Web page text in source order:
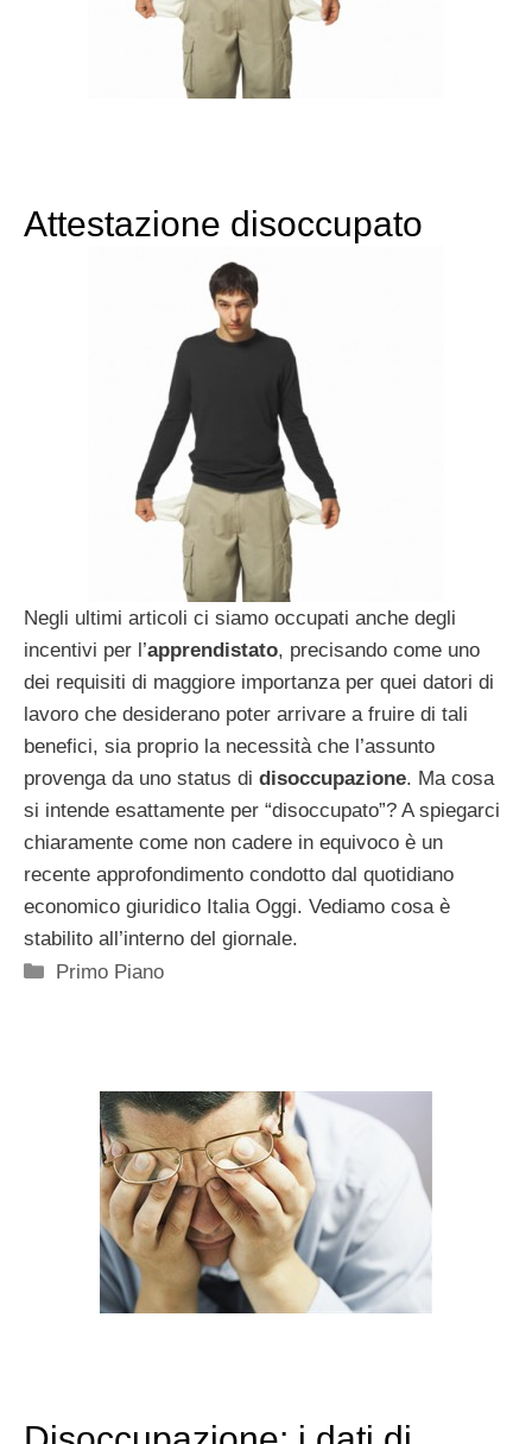
Attestazione disoccupato
Negli ultimi articoli ci siamo occupati anche degli
incentivi per l’apprendistato, precisando come uno
dei requisiti di maggiore importanza per quei datori di
lavoro che desiderano poter arrivare a fruire di tali
benefici, sia proprio la necessità che l’assunto
provenga da uno status di disoccupazione. Ma cosa
si intende esattamente per “disoccupato”? A spiegarci
chiaramente come non cadere in equivoco è un
recente approfondimento condotto dal quotidiano
economico giuridico Italia Oggi. Vediamo cosa è
stabilito all’interno del giornale.
Categorie
Primo Piano